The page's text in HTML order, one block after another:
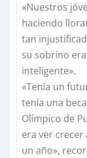
«Nuestros
haciendo
tan
su sobrino
inteligente».
«Tenía un
tenía una
Olímpico de
era ver crecer
un año»,